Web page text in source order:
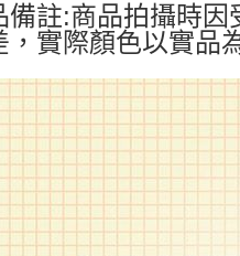
備註:商品拍攝時
，實際顏色以實品